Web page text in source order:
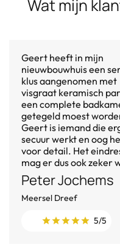
Wat mijn
Geert heeft in mijn
nieuwbouwhuis een
klus aangenomen met
visgraat keramisch
een complete
getegeld moest
Geert is iemand die
secuur werkt en oog
voor detail. Het
mag er dus ook zeker
Peter Jochems
Meersel Dreef
5/5